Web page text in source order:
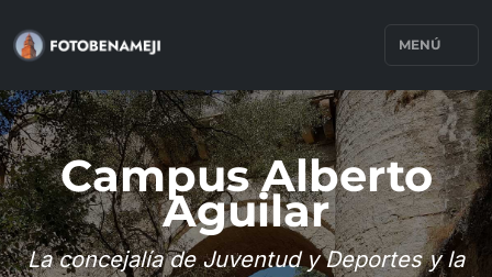
MENÚ
Campus Alberto
Aguilar
La concejalía de Juventud y Deportes y la